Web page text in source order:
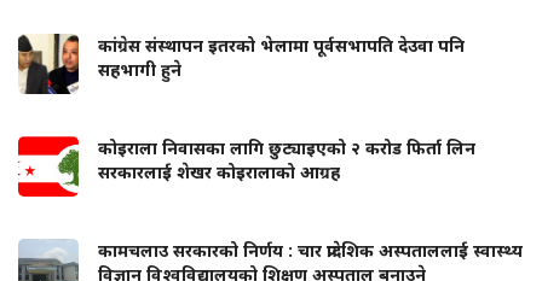
कांग्रेस संस्थापन इतरको भेलामा पूर्वसभापति देउवा पनि
सहभागी हुने
कोइराला निवासका लागि छुट्याइएको २ करोड फिर्ता लिन
सरकारलाई शेखर कोइरालाको आग्रह
कामचलाउ सरकारको निर्णय : चार प्रादेशिक अस्पताललाई स्वास्थ्य
विज्ञान विश्वविद्यालयको शिक्षण अस्पताल बनाउने